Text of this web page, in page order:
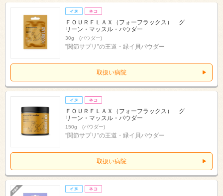
ＦＯＵＲＦＬＡＸ（フォーフラックス） グ
リーン・マッスル・パウダー
30g (パウダー)
”関節サプリ”の王道・緑イ貝パウダー
取扱い病院
ＦＯＵＲＦＬＡＸ（フォーフラックス） グ
リーン・マッスル・パウダー
150g (パウダー)
”関節サプリ”の王道・緑イ貝パウダー
取扱い病院